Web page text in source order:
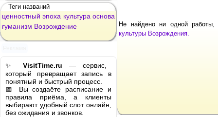
Теги названий
ценностный эпоха культура основа
гуманизм Возрождение
✨ VisitTime.ru — сервис,
который превращает запись в
понятный и быстрый процесс.
📅 Вы создаёте расписание и
правила приёма, а клиенты
выбирают удобный слот онлайн,
без ожидания и звонков.
Не найдено ни одной
культуры Возрождения.